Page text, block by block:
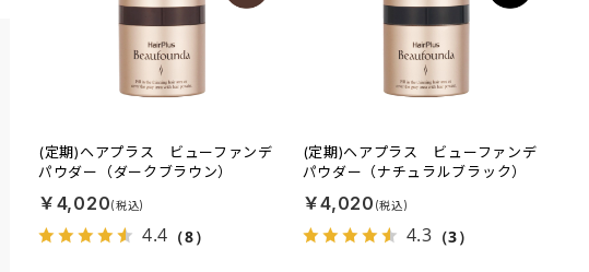
(定期)ヘアプラス ビューファンデ
パウダー（ダークブラウン）
￥4,020
4.4 （8）
(定期)ヘアプラス ビューファンデ
パウダー（ナチュラルブラック）
￥4,020
4.3 （3）